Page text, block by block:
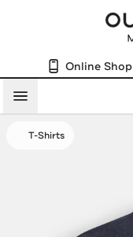
Online Shop
Menü
T-Shirts